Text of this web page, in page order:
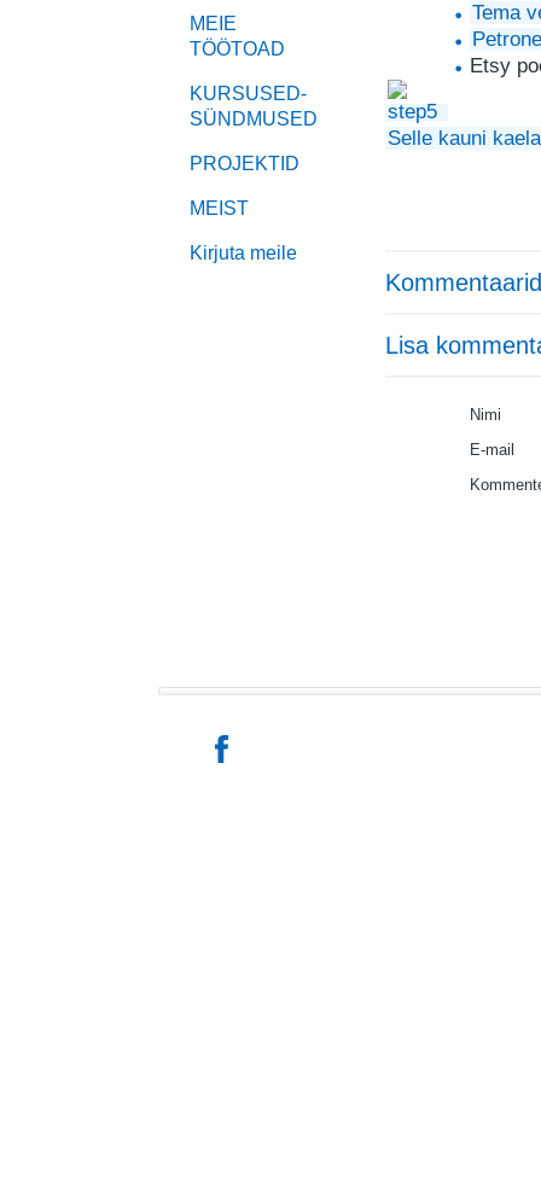
MEIE
TÖÖTOAD
KURSUSED-
SÜNDMUSED
PROJEKTID
MEIST
Kirjuta meile
Tema
Etsy
Selle kauni
Lisa
Nimi
E-mail